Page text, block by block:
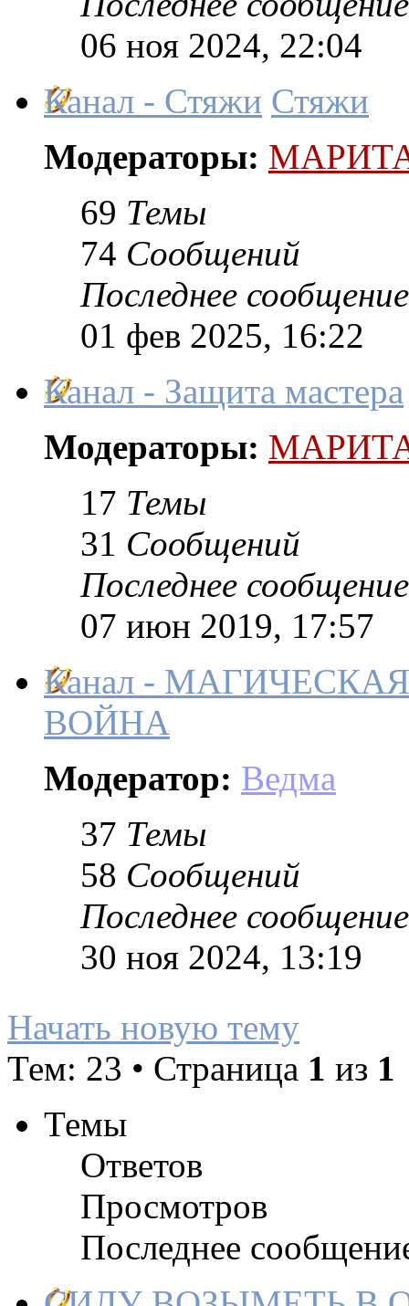
06 ноя 2024, 22:04
Канал - Стяжи Стяжи
Модераторы:
69 Темы
74 Сообщений
Последнее сообщение
01 фев 2025, 16:22
Канал - Защита мастера
Модераторы:
17 Темы
31 Сообщений
Последнее сообщение
07 июн 2019, 17:57
Канал -
ВОЙНА
Модератор: Ведма
37 Темы
58 Сообщений
Последнее сообщение
30 ноя 2024, 13:19
Начать новую тему
Тем: 23 • Страница 1 из 1
Темы
Ответов
Просмотров
Последнее